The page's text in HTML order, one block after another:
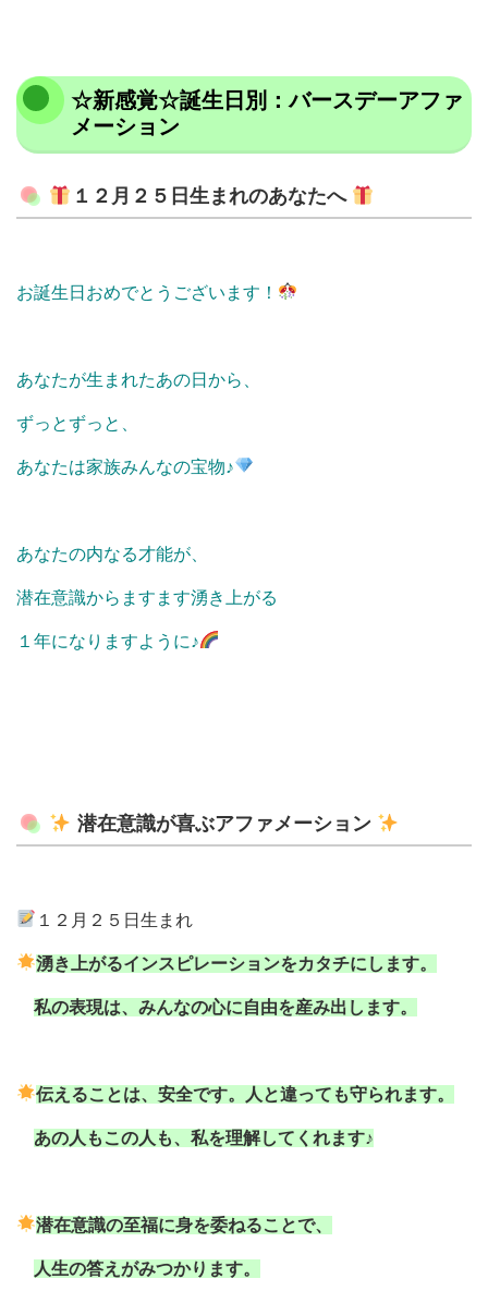
☆新感覚☆誕生日別：バースデーアファ
メーション
１２月２５日生まれのあなたへ
お誕生日おめでとうございます！
あなたが生まれたあの日から、
ずっとずっと、
あなたは家族みんなの宝物♪
あなたの内なる才能が、
潜在意識からますます湧き上がる
１年になりますように♪
潜在意識が喜ぶアファメーション
１２月２５日生まれ
湧き上がるインスピレーションをカタチにします。
私の表現は、みんなの心に自由を産み出します。
伝えることは、安全です。人と違っても守られます。
あの人もこの人も、私を理解してくれます♪
潜在意識の至福に身を委ねることで、
人生の答えがみつかります。